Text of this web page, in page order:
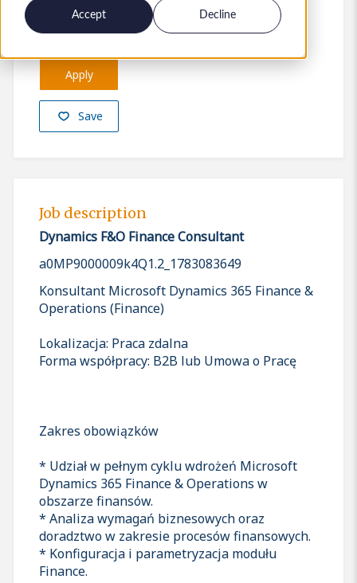
Accept Decline
Level:Mid-level
Save
Apply
Job description
Dynamics F&O Finance Consultant
a0MP9000009k4Q1.2_1783083649
Konsultant Microsoft Dynamics 365 Finance &
Operations (Finance)
Lokalizacja: Praca zdalna
Forma współpracy: B2B lub Umowa o Pracę
Zakres obowiązków
* Udział w pełnym cyklu wdrożeń Microsoft
Dynamics 365 Finance & Operations w
obszarze finansów.
* Analiza wymagań biznesowych oraz
doradztwo w zakresie procesów finansowych.
* Konfiguracja i parametryzacja modułu
Finance.